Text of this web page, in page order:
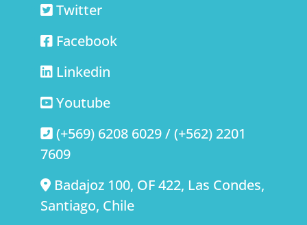
Twitter
Facebook
Linkedin
Youtube
(+569) 6208 6029 / (+562) 2201
7609
Badajoz 100, OF 422, Las Condes,
Santiago, Chile